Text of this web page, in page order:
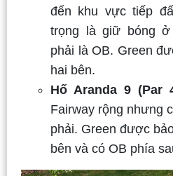
đến khu vực tiếp
trọng là giữ bóng
phải là OB. Green
hai bên.
Hố Aranda 9 (Par
Fairway rộng nhưng
phải. Green được
bên và có OB phía